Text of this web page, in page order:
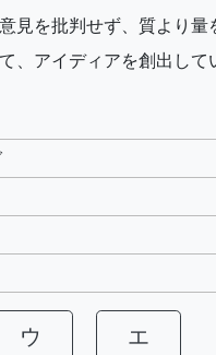
見を批判せず、質より量
、アイディアを創出して
ウ エ